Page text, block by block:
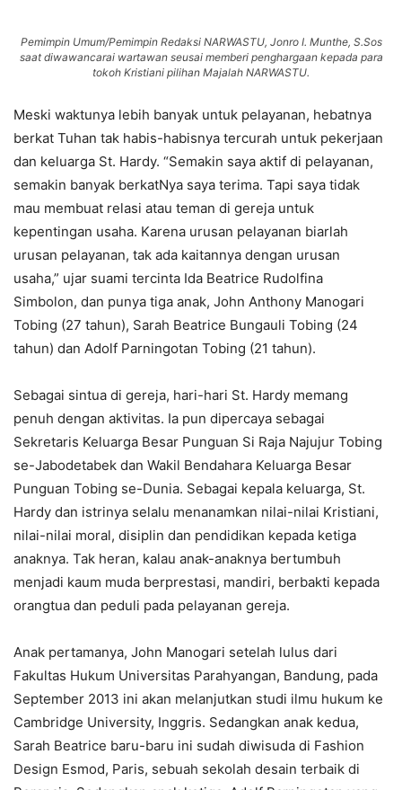
Pemimpin Umum/Pemimpin Redaksi NARWASTU, Jonro I. Munthe, S.Sos
saat diwawancarai wartawan seusai memberi penghargaan kepada para
tokoh Kristiani pilihan Majalah NARWASTU.
Meski waktunya lebih banyak untuk pelayanan, hebatnya
berkat Tuhan tak habis-habisnya tercurah untuk pekerjaan
dan keluarga St. Hardy. “Semakin saya aktif di pelayanan,
semakin banyak berkatNya saya terima. Tapi saya tidak
mau membuat relasi atau teman di gereja untuk
kepentingan usaha. Karena urusan pelayanan biarlah
urusan pelayanan, tak ada kaitannya dengan urusan
usaha,” ujar suami tercinta Ida Beatrice Rudolfina
Simbolon, dan punya tiga anak, John Anthony Manogari
Tobing (27 tahun), Sarah Beatrice Bungauli Tobing (24
tahun) dan Adolf Parningotan Tobing (21 tahun).
Sebagai sintua di gereja, hari-hari St. Hardy memang
penuh dengan aktivitas. Ia pun dipercaya sebagai
Sekretaris Keluarga Besar Punguan Si Raja Najujur Tobing
se-Jabodetabek dan Wakil Bendahara Keluarga Besar
Punguan Tobing se-Dunia. Sebagai kepala keluarga, St.
Hardy dan istrinya selalu menanamkan nilai-nilai Kristiani,
nilai-nilai moral, disiplin dan pendidikan kepada ketiga
anaknya. Tak heran, kalau anak-anaknya bertumbuh
menjadi kaum muda berprestasi, mandiri, berbakti kepada
orangtua dan peduli pada pelayanan gereja.
Anak pertamanya, John Manogari setelah lulus dari
Fakultas Hukum Universitas Parahyangan, Bandung, pada
September 2013 ini akan melanjutkan studi ilmu hukum ke
Cambridge University, Inggris. Sedangkan anak kedua,
Sarah Beatrice baru-baru ini sudah diwisuda di Fashion
Design Esmod, Paris, sebuah sekolah desain terbaik di